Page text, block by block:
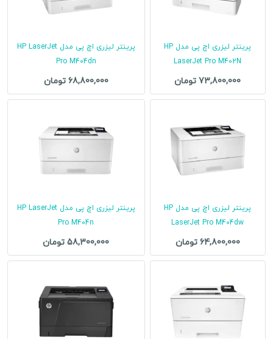
پرینتر لیزری اچ پی مدل HP
LaserJet Pro M402N
73,800,000 تومان
پرینتر لیزری اچ پی مدل HP LaserJet
Pro M404dn
68,800,000 تومان
پرینتر لیزری اچ پی مدل HP
LaserJet Pro M404dw
64,800,000 تومان
پرینتر لیزری اچ پی مدل HP LaserJet
Pro M404n
58,300,000 تومان